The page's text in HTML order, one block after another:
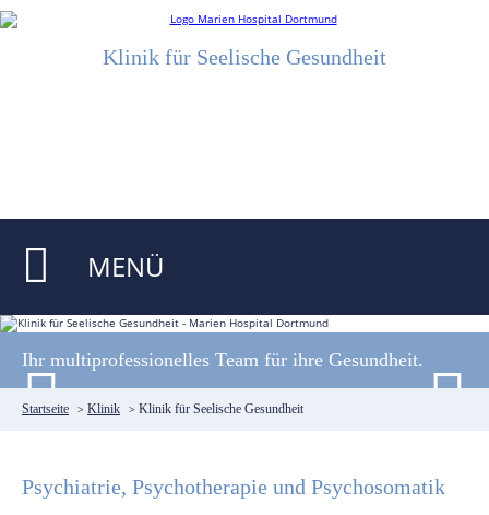
Klinik für Seelische Gesundheit
MENÜ
Ihr multiprofessionelles Team für ihre Gesundheit.
Startseite > Klinik > Klinik für Seelische Gesundheit
Psychiatrie, Psychotherapie und Psychosomatik